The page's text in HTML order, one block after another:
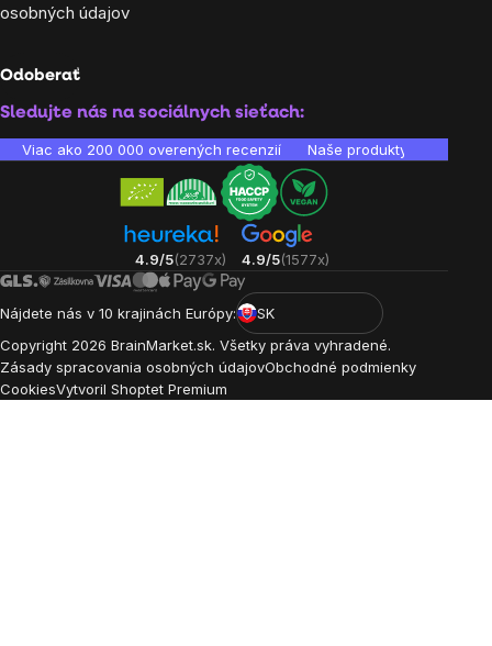
osobných údajov
Odoberať
Sledujte nás na sociálnych sieťach:
Viac ako 200 000 overených recenzií Naše produkty sú
4.9/5(2737x) 4.9/5(1577x)
Nájdete nás v 10 krajinách Európy:
SK
Copyright 2026 BrainMarket.sk. Všetky práva vyhradené.
Zásady spracovania osobných údajovObchodné podmienky
CookiesVytvoril Shoptet Premium